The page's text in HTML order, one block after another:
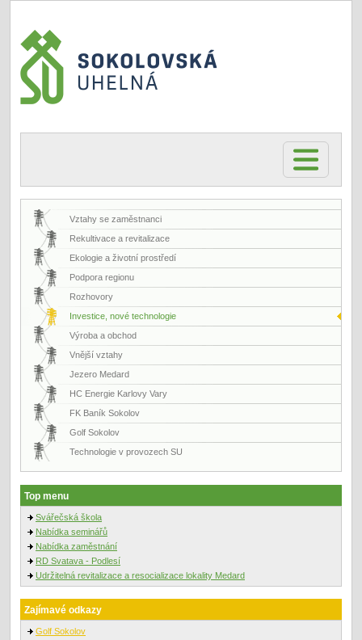
Vztahy se zaměstnanci
Rekultivace a revitalizace
Ekologie a životní prostředí
Podpora regionu
Rozhovory
Investice, nové technologie
Výroba a obchod
Vnější vztahy
Jezero Medard
HC Energie Karlovy Vary
FK Baník Sokolov
Golf Sokolov
Technologie v provozech SU
Top menu
Svářečská škola
Nabídka seminářů
Nabídka zaměstnání
RD Svatava - Podlesí
Udržitelná revitalizace a resocializace lokality Medard
Zajímavé odkazy
Golf Sokolov